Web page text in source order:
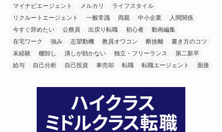
マイナビエージェント
メルカリ
ライフスタイル
リクルートエージェント
一般常識 両親 中小企業
人間関係
今すぐ辞めたい
公務員 出戻り転職 初心者
動画編集
在宅ワーク
強み 志望動機 教員オワコン 断捨離
書き方のコツ
未経験
棚卸し 潰しが効かない 独立・フリーランス
第二新卒
給与
自己分析 自己投資 車売却 転職 転職エージェント 面接